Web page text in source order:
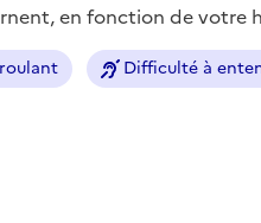
en fonction de votre
Difficulté à